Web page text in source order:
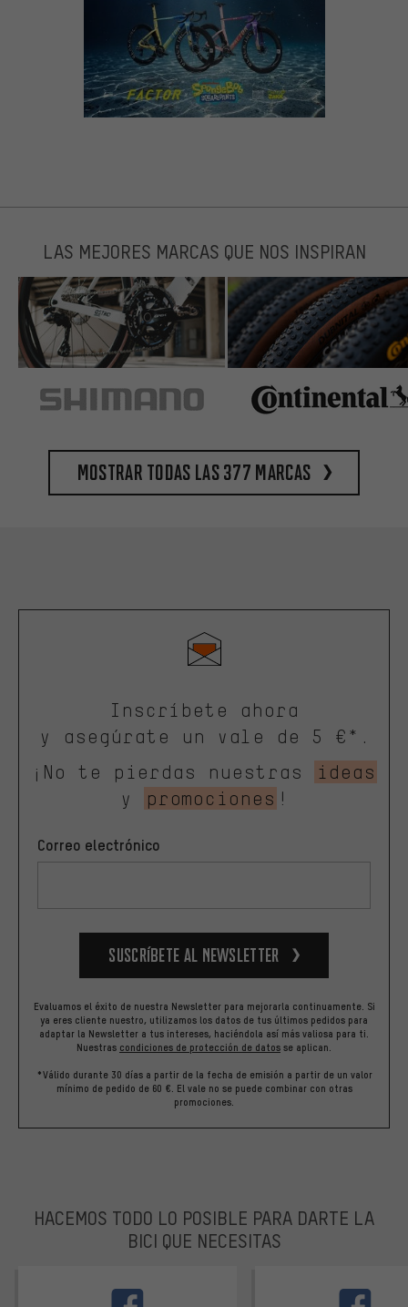
LAS MEJORES MARCAS QUE NOS INSPIRAN
Mostrar todas las 377 marcas
Inscríbete ahora
y asegúrate un vale de 5 €*.
¡No te pierdas nuestras
ideas
y
promociones !
Correo electrónico
Suscríbete al newsletter
Evaluamos el éxito de nuestra Newsletter para mejorarla continuamente. Si
ya eres cliente nuestro, utilizamos los datos de tus últimos pedidos para
adaptar la Newsletter a tus intereses, haciéndola así más valiosa para ti.
Nuestras condiciones de protección de datos se aplican.
*Válido durante 30 días a partir de la fecha de emisión a partir de un valor
mínimo de pedido de 60 €. El vale no se puede combinar con otras
promociones.
HACEMOS TODO LO POSIBLE PARA DARTE LA
BICI QUE NECESITAS